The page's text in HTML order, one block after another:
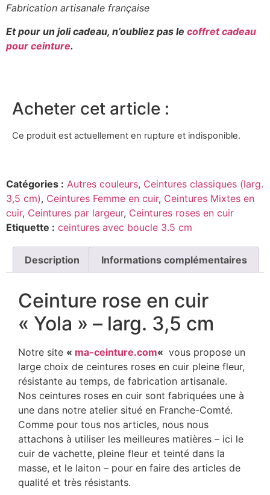
Fabrication artisanale française
Et pour un joli cadeau, n’oubliez pas le coffret cadeau
pour ceinture.
Acheter cet article :
Ce produit est actuellement en rupture et indisponible.
Catégories : Autres couleurs, Ceintures classiques (larg.
3,5 cm), Ceintures Femme en cuir, Ceintures Mixtes en
cuir, Ceintures par largeur, Ceintures roses en cuir
Etiquette : ceintures avec boucle 3.5 cm
Description Informations complémentaires
Ceinture rose en cuir
« Yola » – larg. 3,5 cm
Notre site « ma-ceinture.com« vous propose un
large choix de ceintures roses en cuir pleine fleur,
résistante au temps, de fabrication artisanale.
Nos ceintures roses en cuir sont fabriquées une à
une dans notre atelier situé en Franche-Comté.
Comme pour tous nos articles, nous nous
attachons à utiliser les meilleures matières – ici le
cuir de vachette, pleine fleur et teinté dans la
masse, et le laiton – pour en faire des articles de
qualité et très résistants.